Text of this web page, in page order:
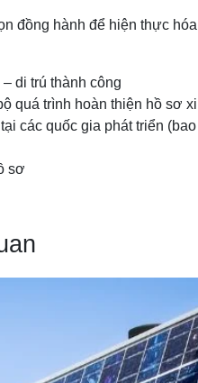
đồng hành để hiện thực
di trú thành công
quá trình hoàn thiện hồ sơ
các quốc gia phát triển
sơ